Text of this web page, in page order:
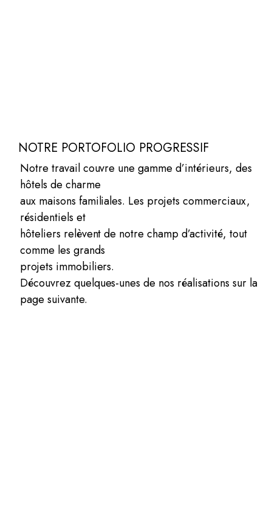
NOTRE PORTOFOLIO PROGRESSIF
Notre travail couvre une gamme d’intérieurs, des
hôtels de charme
aux maisons familiales. Les projets commerciaux,
résidentiels et
hôteliers relèvent de notre champ d’activité, tout
comme les grands
projets immobiliers.
Découvrez quelques-unes de nos réalisations sur la
page suivante.